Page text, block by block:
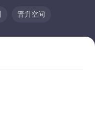
晋升空间